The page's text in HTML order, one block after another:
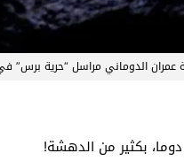
عمران الدوماني مراسل “حرية
بكثير من الدهشة!